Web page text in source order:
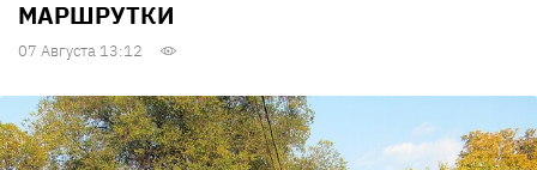
МАРШРУТКИ
07 Августа 13:12